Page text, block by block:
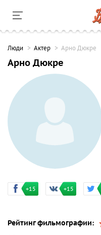
Люди Актер Арно Дюкре
Арно Дюкре
+15 +15
Рейтинг фильмографии: